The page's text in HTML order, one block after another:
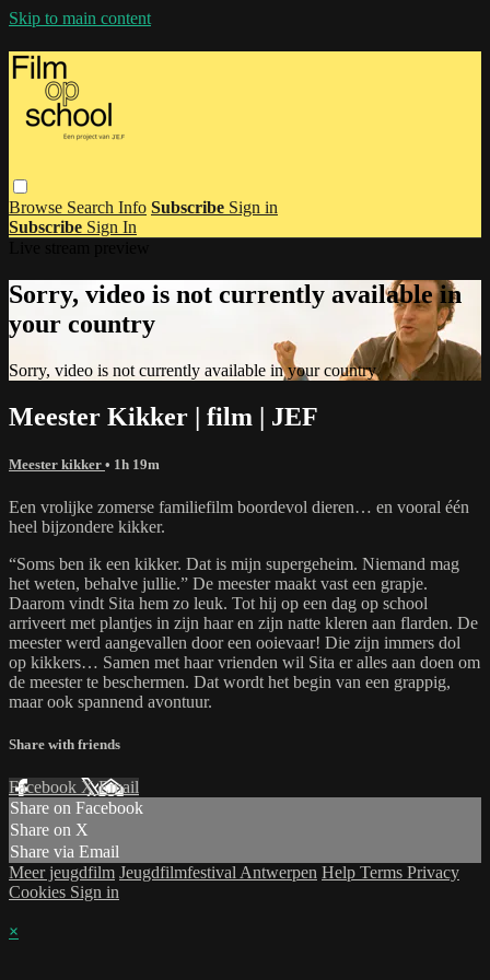
Skip to main content
Browse Search Info Subscribe Sign in
Subscribe Sign In
Sorry, video is not currently available in
your country
Sorry, video is not currently available in your country
Meester Kikker | film | JEF
Meester kikker • 1h 19m
Een vrolijke zomerse familiefilm boordevol dieren… en vooral één
heel bijzondere kikker.
“Soms ben ik een kikker. Dat is mijn supergeheim. Niemand mag
het weten, behalve jullie.” De meester maakt vast een grapje.
Daarom vindt Sita hem zo leuk. Tot hij op een dag op school
arriveert met plantjes in zijn haar en zijn natte kleren aan flarden. De
meester werd aangevallen door een ooievaar! Die zijn immers dol
op kikkers… Samen met haar vrienden wil Sita er alles aan doen om
de meester te beschermen. Dat wordt het begin van een grappig,
maar ook spannend avontuur.
Share with friends
Facebook XEmail
Share on Facebook
Share on X
Share via Email
Meer jeugdfilm Jeugdfilmfestival Antwerpen Help Terms Privacy
Cookies Sign in
×